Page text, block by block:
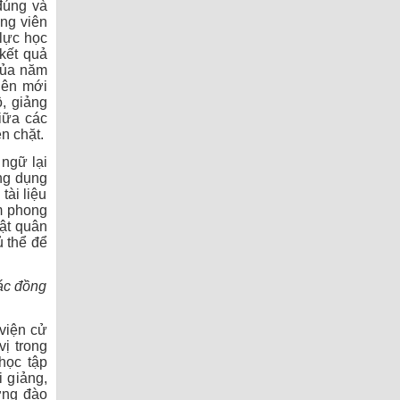
và
viên
học
quả
năm
mới
giảng
các
chặt.
lại
dụng
tài liệu
phong
quân
thể để
đồng
cử
trong
tập
giảng,
đào